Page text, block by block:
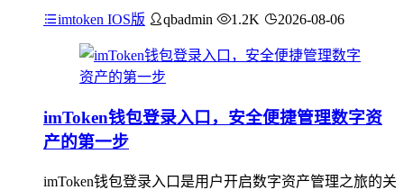
imtoken IOS版 qbadmin 1.2K 2026-08-06
imToken钱包登录入口，安全便捷管理数字资
产的第一步
imToken钱包登录入口是用户开启数字资产管理之旅的关